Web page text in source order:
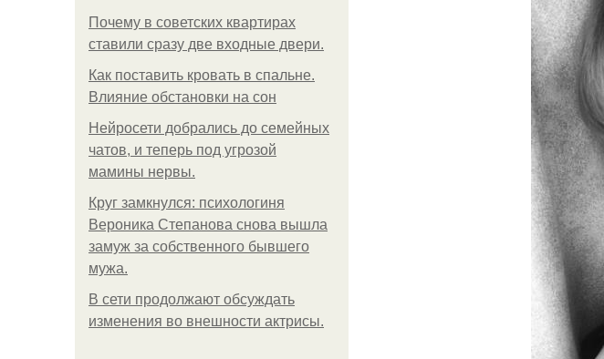
Почему в советских квартирах
ставили сразу две входные двери.
Как поставить кровать в спальне.
Влияние обстановки на сон
Нейросети добрались до семейных
чатов, и теперь под угрозой
мамины нервы.
Круг замкнулся: психологиня
Вероника Степанова снова вышла
замуж за собственного бывшего
мужа.
В сети продолжают обсуждать
изменения во внешности актрисы.